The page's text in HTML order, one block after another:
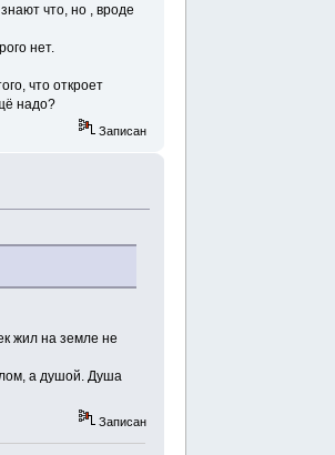
что, но , вроде
нет.
что откроет
надо?
Записан
жил на земле не
а душой. Душа
Записан